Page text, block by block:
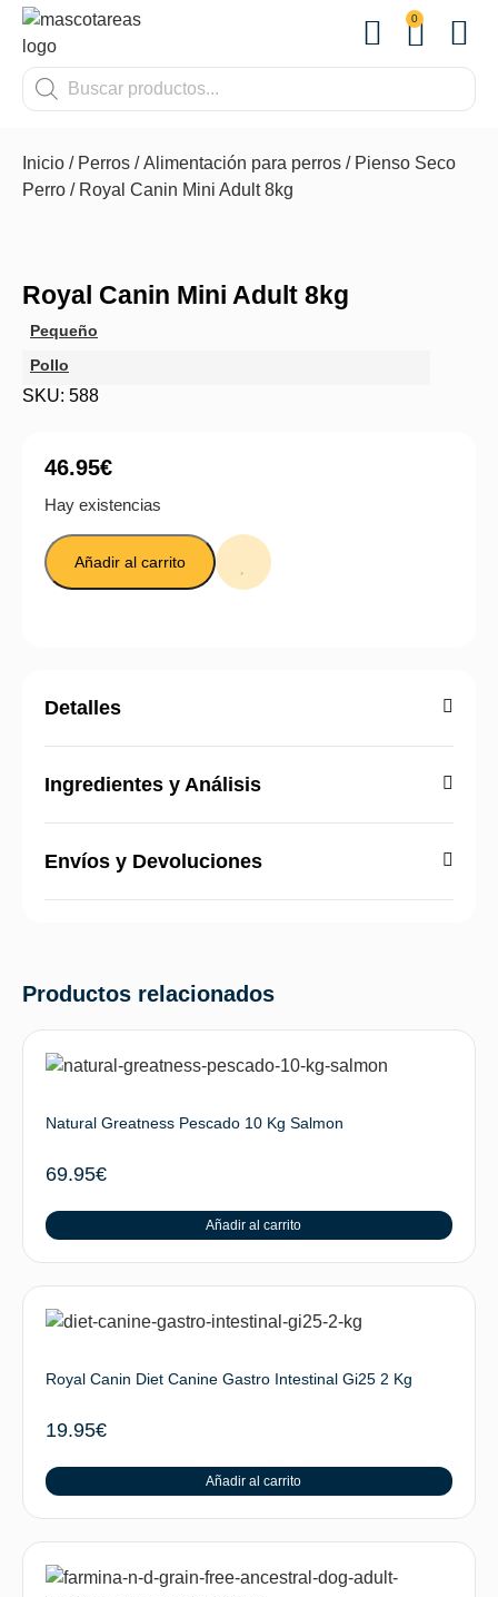
0
Inicio / Perros /Alimentación para perros / Pienso Seco
Perro / Royal Canin Mini Adult 8kg
Royal Canin Mini Adult 8kg
Pequeño
Pollo
SKU: 588
46.95€
Hay existencias
Añadir al carrito
Detalles
Ingredientes y Análisis
Envíos y Devoluciones
Productos relacionados
Natural Greatness Pescado 10 Kg Salmon
69.95€
Añadir al carrito
Royal Canin Diet Canine Gastro Intestinal Gi25 2 Kg
19.95€
Añadir al carrito